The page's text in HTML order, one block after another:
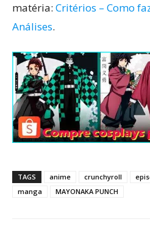
matéria: Critérios – Como
Análises.
TAGS anime crunchyroll
manga
MAYONAKA PUNCH